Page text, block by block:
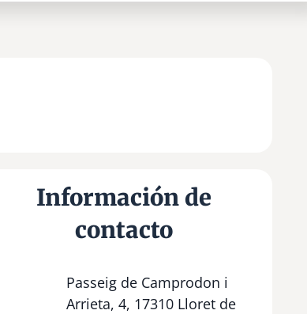
Información de
contacto
Passeig de Camprodon i
Arrieta, 4, 17310 Lloret de